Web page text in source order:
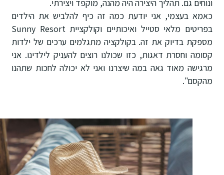
ונוחים גם. תהליך היצירה היה מהנה, מוקפד ויצירתי.
כאמא בעצמי, אני יודעת כמה זה כיף להלביש את הילדים
בפריטים מלאי סטייל ואיכותיים וקולקציית Sunny Resort
מספקת בדיוק את זה. בקולקציה מתגלמים ערכים של ילדות
קסומה וחסרת דאגות, כזו שכולנו רוצים להעניק לילדינו. אני
מרגישה מאוד גאה במה שיצרנו ואני לא יכולה לחכות שתהנו
מהקסם".